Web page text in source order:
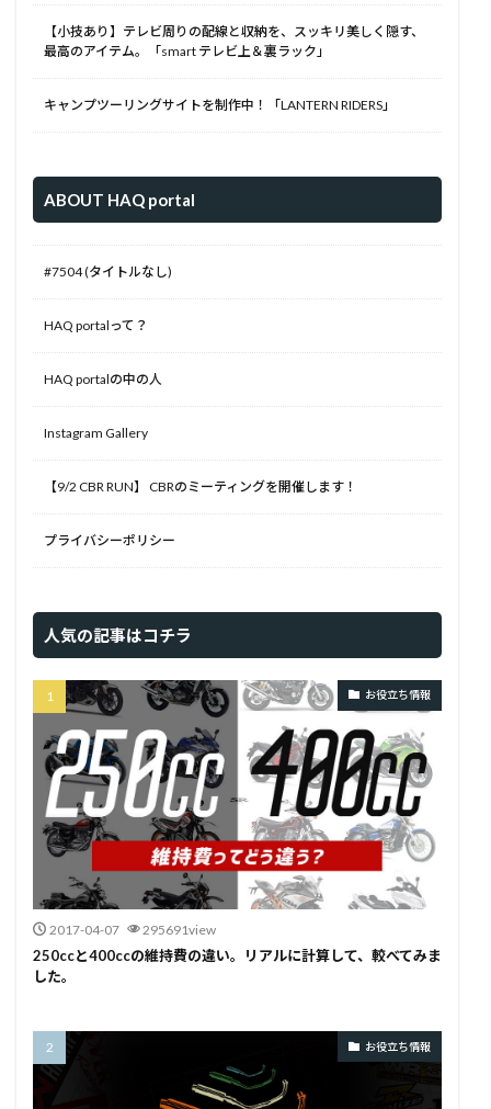
【小技あり】テレビ周りの配線と収納を、スッキリ美しく隠す、
最高のアイテム。「smart テレビ上＆裏ラック」
キャンプツーリングサイトを制作中！「LANTERN RIDERS」
ABOUT HAQ portal
#7504 (タイトルなし)
HAQ portalって？
HAQ portalの中の人
Instagram Gallery
【9/2 CBR RUN】 CBRのミーティングを開催します！
プライバシーポリシー
人気の記事はコチラ
お役立ち情報
2017-04-07 295691view
250ccと400ccの維持費の違い。リアルに計算して、較べてみま
した。
お役立ち情報